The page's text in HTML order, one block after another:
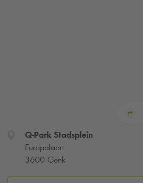
Q-ParkStadsplein
Europalaan
3600 Genk